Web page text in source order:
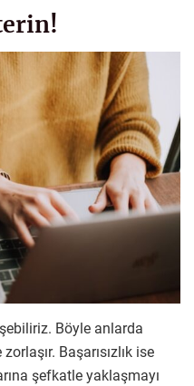
Böyle anlarda
Başarısızlık ise
şefkatle yaklaşmayı